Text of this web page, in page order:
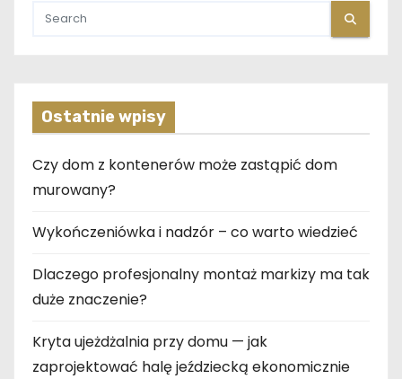
Ostatnie wpisy
Czy dom z kontenerów może zastąpić dom
murowany?
Wykończeniówka i nadzór – co warto wiedzieć
Dlaczego profesjonalny montaż markizy ma tak
duże znaczenie?
Kryta ujeżdżalnia przy domu — jak
zaprojektować halę jeździecką ekonomicznie